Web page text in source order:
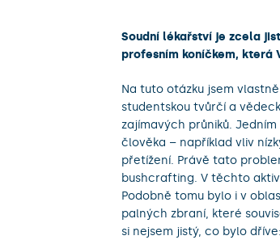
Soudní lékařství je zcela
profesním koníčkem, která
Na tuto otázku jsem
studentskou tvůrčí a
zajímavých průniků.
člověka – například vliv
přetížení. Právě tato
bushcrafting. V těchto
Podobně tomu bylo i v
palných zbraní, které
si nejsem jistý, co bylo